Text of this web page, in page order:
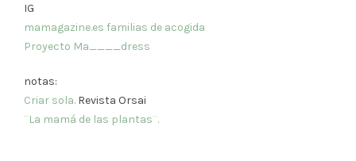
IG
mamagazine.es familias de acogida
Proyecto Ma____dress
notas:
Criar sola. Revista Orsai
¨La mamá de las plantas¨.